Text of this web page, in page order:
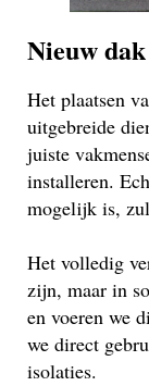
Nieuw
Het plaatsen
uitgebreide
juiste
installeren.
mogelijk is,
Het volledig
zijn, maar in
en voeren we
we direct
isolaties.